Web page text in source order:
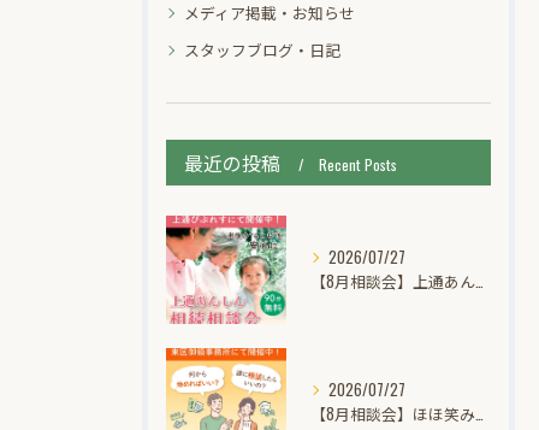
メディア掲載・お知らせ
スタッフブログ・日記
最近の投稿 Recent Posts
2026/07/27
【8月相談会】上通あんしん相続個別無料相談会【びぷれすに出張相談】
2026/07/27
【8月相談会】ほほ笑み相続個別無料相談会【相続・遺言・空き家・認知症】